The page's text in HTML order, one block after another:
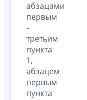
абзацами
первым
-
третьим
пункта
1,
абзацем
первым
пункта